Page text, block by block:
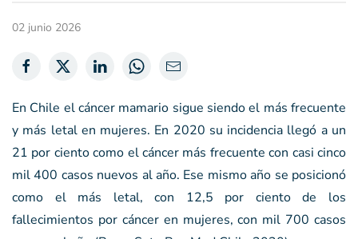
02 junio 2026
En Chile el cáncer mamario sigue siendo el más frecuente
y más letal en mujeres. En 2020 su incidencia llegó a un
21 por ciento como el cáncer más frecuente con casi cinco
mil 400 casos nuevos al año. Ese mismo año se posicionó
como el más letal, con 12,5 por ciento de los
fallecimientos por cáncer en mujeres, con mil 700 casos